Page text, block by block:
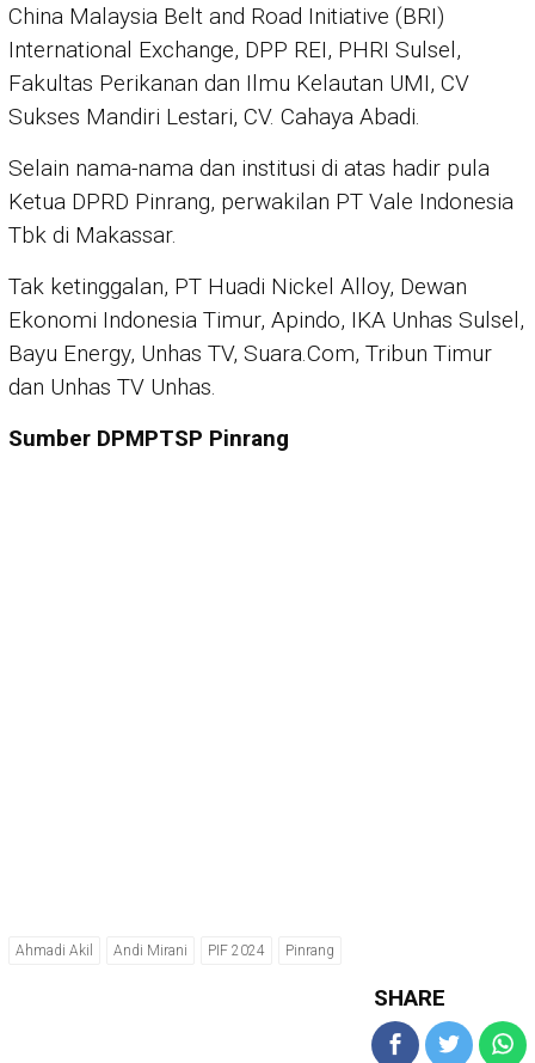
China Malaysia Belt and Road Initiative (BRI)
International Exchange, DPP REI, PHRI Sulsel,
Fakultas Perikanan dan Ilmu Kelautan UMI, CV
Sukses Mandiri Lestari, CV. Cahaya Abadi.
Selain nama-nama dan institusi di atas hadir pula
Ketua DPRD Pinrang, perwakilan PT Vale Indonesia
Tbk di Makassar.
Tak ketinggalan, PT Huadi Nickel Alloy, Dewan
Ekonomi Indonesia Timur, Apindo, IKA Unhas Sulsel,
Bayu Energy, Unhas TV, Suara.Com, Tribun Timur
dan Unhas TV Unhas.
Sumber DPMPTSP Pinrang
Ahmadi Akil Andi Mirani PIF 2024 Pinrang
SHARE